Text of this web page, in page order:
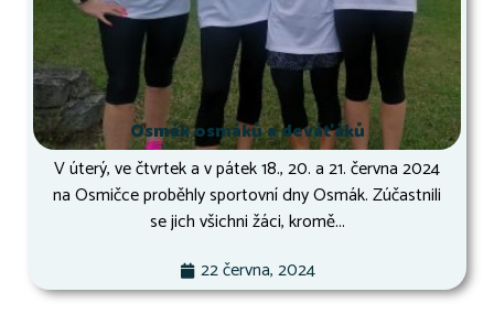
Osmák osmáků a deváťáků
V úterý, ve čtvrtek a v pátek 18., 20. a 21. června 2024
na Osmičce proběhly sportovní dny Osmák. Zúčastnili
se jich všichni žáci, kromě...
22 června, 2024